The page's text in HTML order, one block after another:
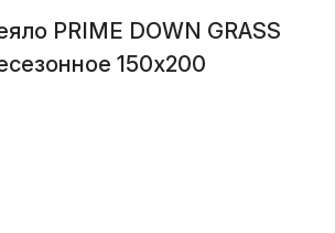
PRIME DOWN GRASS
150х200